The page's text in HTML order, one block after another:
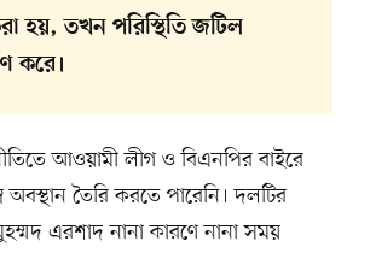
হয়, তখন পরিস্থিতি জটিল
করে।
আওয়ামী লীগ ও বিএনপির বাইরে
তৈরি করতে পারেনি। দলটির
এরশাদ নানা কারণে নানা সময়